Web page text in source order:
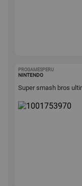
PROGAMESPERU
NINTENDO
Super smash bros